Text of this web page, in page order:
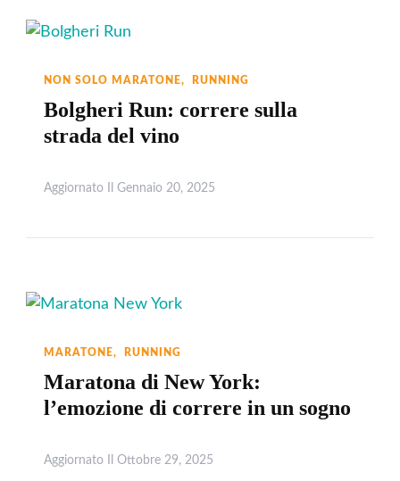
NON SOLO MARATONE RUNNING
Bolgheri Run: correre sulla
strada del vino
Aggiornato Il Gennaio 20, 2025
MARATONE RUNNING
Maratona di New York:
l’emozione di correre in un sogno
Aggiornato Il Ottobre 29, 2025